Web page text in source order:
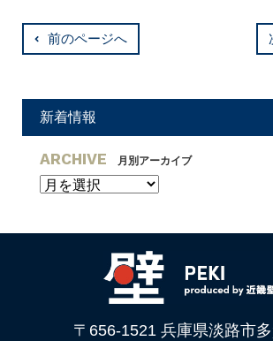
前のページへ
新着情報
ARCHIVE 月別アーカイブ
〒656-1521 兵庫県淡路市